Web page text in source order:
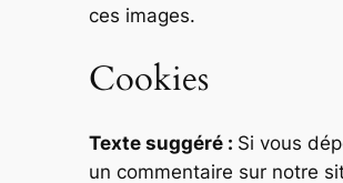
ces images.
Cookies
Texte suggéré : Si vous
un commentaire sur notre